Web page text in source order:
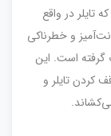
در واقع
و خطرناکی
گرفته است. این
کردن تایلر و